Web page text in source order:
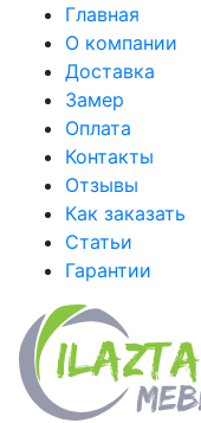
Главная
О компании
Доставка
Замер
Оплата
Контакты
Отзывы
Как заказать
Статьи
Гарантии